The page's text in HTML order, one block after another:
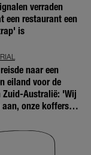
verraden
een restaurant een
is
naar een
eiland voor de
Zuid-Australië: 'Wij
aan, onze koffers